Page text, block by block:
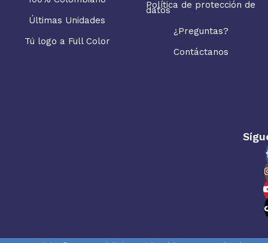
Últimas Unidades
Tú logo a Full Color
Política de protección de
datos
¿Preguntas?
Contáctanos